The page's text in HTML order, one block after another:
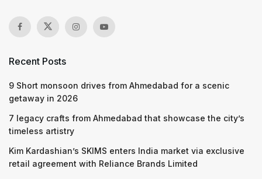
Recent Posts
9 Short monsoon drives from Ahmedabad for a scenic
getaway in 2026
7 legacy crafts from Ahmedabad that showcase the city’s
timeless artistry
Kim Kardashian’s SKIMS enters India market via exclusive
retail agreement with Reliance Brands Limited